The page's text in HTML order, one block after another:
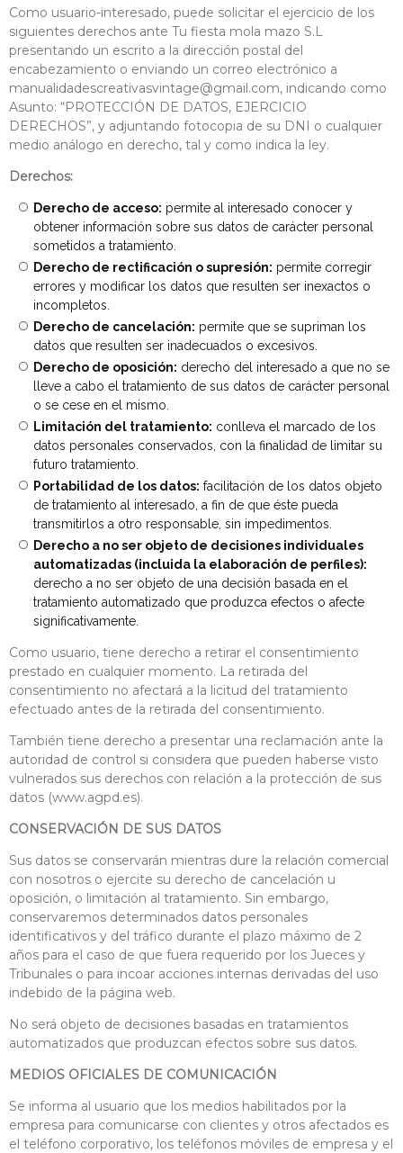
Como usuario-interesado, puede solicitar el ejercicio de los
siguientes derechos ante Tu fiesta mola mazo S.L
presentando un escrito a la dirección postal del
encabezamiento o enviando un correo electrónico a
manualidadescreativasvintage@gmail.com, indicando como
Asunto: “PROTECCIÓN DE DATOS, EJERCICIO
DERECHOS”, y adjuntando fotocopia de su DNI o cualquier
medio análogo en derecho, tal y como indica la ley.
Derechos:
Derecho de acceso: permite al interesado conocer y
obtener información sobre sus datos de carácter personal
sometidos a tratamiento.
Derecho de rectificación o supresión: permite corregir
errores y modificar los datos que resulten ser inexactos o
incompletos.
Derecho de cancelación: permite que se supriman los
datos que resulten ser inadecuados o excesivos.
Derecho de oposición: derecho del interesado a que no se
lleve a cabo el tratamiento de sus datos de carácter personal
o se cese en el mismo.
Limitación del tratamiento: conlleva el marcado de los
datos personales conservados, con la finalidad de limitar su
futuro tratamiento.
Portabilidad de los datos: facilitación de los datos objeto
de tratamiento al interesado, a fin de que éste pueda
transmitirlos a otro responsable, sin impedimentos.
Derecho a no ser objeto de decisiones individuales
automatizadas (incluida la elaboración de perfiles):
derecho a no ser objeto de una decisión basada en el
tratamiento automatizado que produzca efectos o afecte
significativamente.
Como usuario, tiene derecho a retirar el consentimiento
prestado en cualquier momento. La retirada del
consentimiento no afectará a la licitud del tratamiento
efectuado antes de la retirada del consentimiento.
También tiene derecho a presentar una reclamación ante la
autoridad de control si considera que pueden haberse visto
vulnerados sus derechos con relación a la protección de sus
datos (www.agpd.es).
CONSERVACIÓN DE SUS DATOS
Sus datos se conservarán mientras dure la relación comercial
con nosotros o ejercite su derecho de cancelación u
oposición, o limitación al tratamiento. Sin embargo,
conservaremos determinados datos personales
identificativos y del tráfico durante el plazo máximo de 2
años para el caso de que fuera requerido por los Jueces y
Tribunales o para incoar acciones internas derivadas del uso
indebido de la página web.
No será objeto de decisiones basadas en tratamientos
automatizados que produzcan efectos sobre sus datos.
MEDIOS OFICIALES DE COMUNICACIÓN
Se informa al usuario que los medios habilitados por la
empresa para comunicarse con clientes y otros afectados es
el teléfono corporativo, los teléfonos móviles de empresa y el